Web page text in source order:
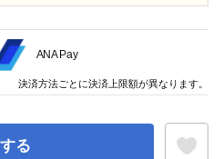
る
ANA Pay
決済方法ごとに決済上限額が異なります。